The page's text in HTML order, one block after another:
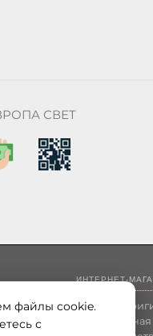
СВЕТ
ИНТЕРНЕТ-
и продает в России
продукция.
файлы cookie.
с